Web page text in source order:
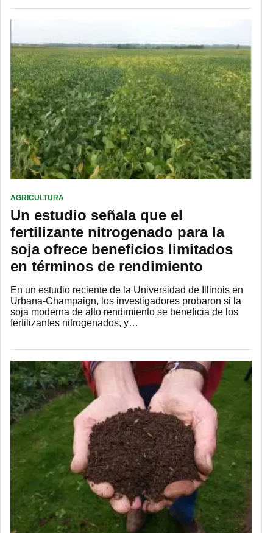
AGRICULTURA
Un estudio señala que el
fertilizante nitrogenado para la
soja ofrece beneficios limitados
en términos de rendimiento
En un estudio reciente de la Universidad de Illinois en
Urbana-Champaign, los investigadores probaron si la
soja moderna de alto rendimiento se beneficia de los
fertilizantes nitrogenados, y…